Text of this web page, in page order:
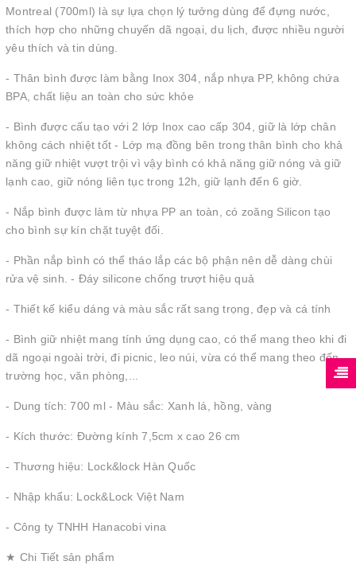
Montreal (700ml) là sự lựa chọn lý tưởng dùng để đựng nước,
thích hợp cho những chuyến dã ngoại, du lịch, được nhiều người
yêu thích và tin dùng.
- Thân bình được làm bằng Inox 304, nắp nhựa PP, không chứa
BPA, chất liệu an toàn cho sức khỏe
- Bình được cấu tạo với 2 lớp Inox cao cấp 304, giữ là lớp chân
không cách nhiệt tốt - Lớp mạ đồng bên trong thân bình cho khả
năng giữ nhiệt vượt trội vì vậy bình có khả năng giữ nóng và giữ
lạnh cao, giữ nóng liên tục trong 12h, giữ lạnh đến 6 giờ.
- Nắp bình được làm từ nhựa PP an toàn, có zoăng Silicon tạo
cho bình sự kín chặt tuyệt đối.
- Phần nắp bình có thể tháo lắp các bộ phận nên dễ dàng chùi
rửa vệ sinh. - Đáy silicone chống trượt hiệu quả
- Thiết kế kiểu dáng và màu sắc rất sang trọng, đẹp và cá tính
- Bình giữ nhiệt mang tính ứng dụng cao, có thể mang theo khi đi
dã ngoại ngoài trời, đi picnic, leo núi, vừa có thể mang theo đến
trường học, văn phòng,...
- Dung tích: 700 ml - Màu sắc: Xanh lá, hồng, vàng
- Kích thước: Đường kính 7,5cm x cao 26 cm
- Thương hiệu: Lock&lock Hàn Quốc
- Nhập khẩu: Lock&Lock Việt Nam
- Công ty TNHH Hanacobi vina
★ Chi Tiết sản phẩm